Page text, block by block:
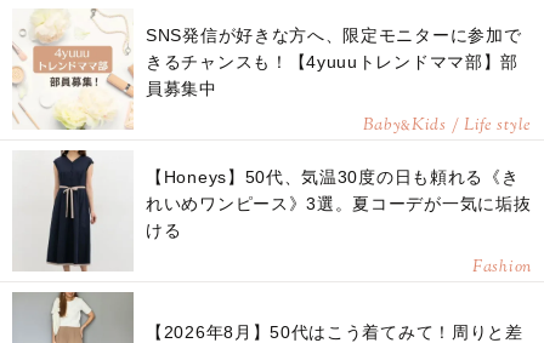
SNS発信が好きな方へ、限定モニターに参加で
きるチャンスも！【4yuuuトレンドママ部】部
員募集中
Baby&Kids / Life style
【Honeys】50代、気温30度の日も頼れる《き
れいめワンピース》3選。夏コーデが一気に垢抜
ける
Fashion
【2026年8月】50代はこう着てみて！周りと差